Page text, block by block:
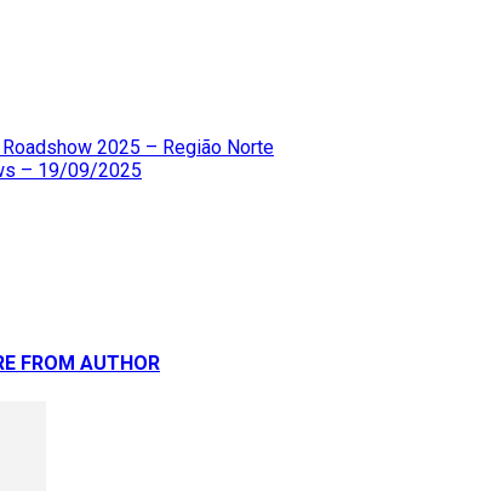
2025 – Região Norte
– 19/09/2025
FROM AUTHOR